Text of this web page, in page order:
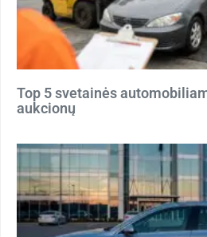
Top 5 svetainės
aukcionų